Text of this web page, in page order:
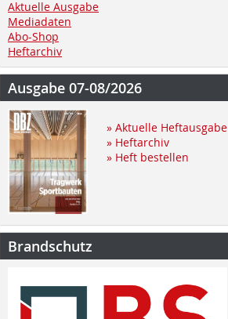
Aktuelle Ausgabe
Mediadaten
Abo-Shop
Heftarchiv
Ausgabe 07-08/2026
» Aktuelle Heftausgabe
» Heftarchiv
» Heft bestellen
Brandschutz